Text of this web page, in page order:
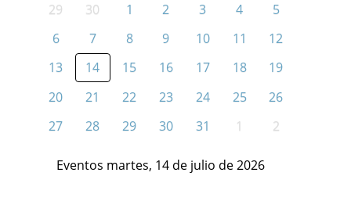
29 30 1 2 3 4
5
6
7 8 9 10 11
12
13
14 15 16 17 18
19
20
21 22 23 24 25
26
27
28 29 30 31 1 2
Eventos martes, 14 de julio de 2026